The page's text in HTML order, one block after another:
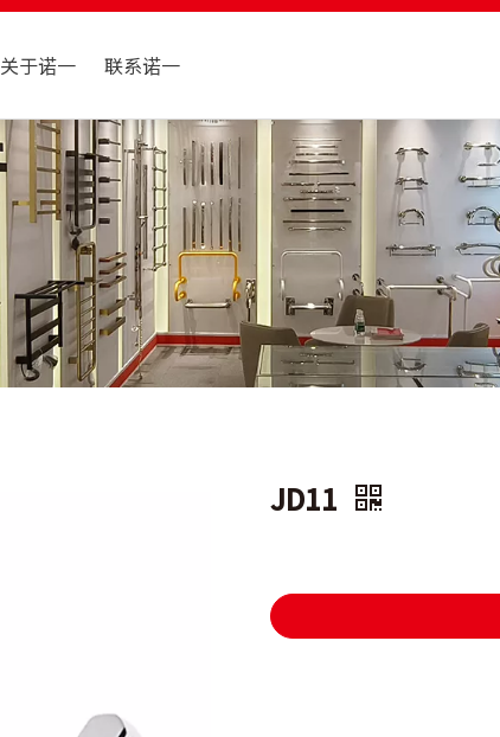
关于诺一 联系诺一
JD11